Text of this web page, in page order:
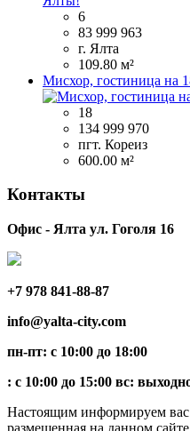
6
83 999 963
г. Ялта
109.80 м²
Мисхор, гостиница на
18
134 999 970
пгт. Кореиз
600.00 м²
Контакты
Офис - Ялта ул. Гоголя 16
+7 978 841-88-87
info@yalta-city.com
пн-пт: с 10:00 до 18:00
: с 10:00 до 15:00 вс:
Настоящим информируем
размещенная на данном